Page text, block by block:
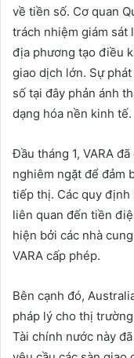
về tiền số. Cơ quan
trách nhiệm giám sát
địa phương tạo điều
giao dịch lớn. Sự
số tại đây phản ánh
dạng hóa nền kinh tế.
Đầu tháng 1, VARA
nghiêm ngặt để đảm
tiếp thị. Các quy định
liên quan đến tiền
hiện bởi các nhà
VARA cấp phép.
Bên cạnh đó,
pháp lý cho thị
Tài chính nước này